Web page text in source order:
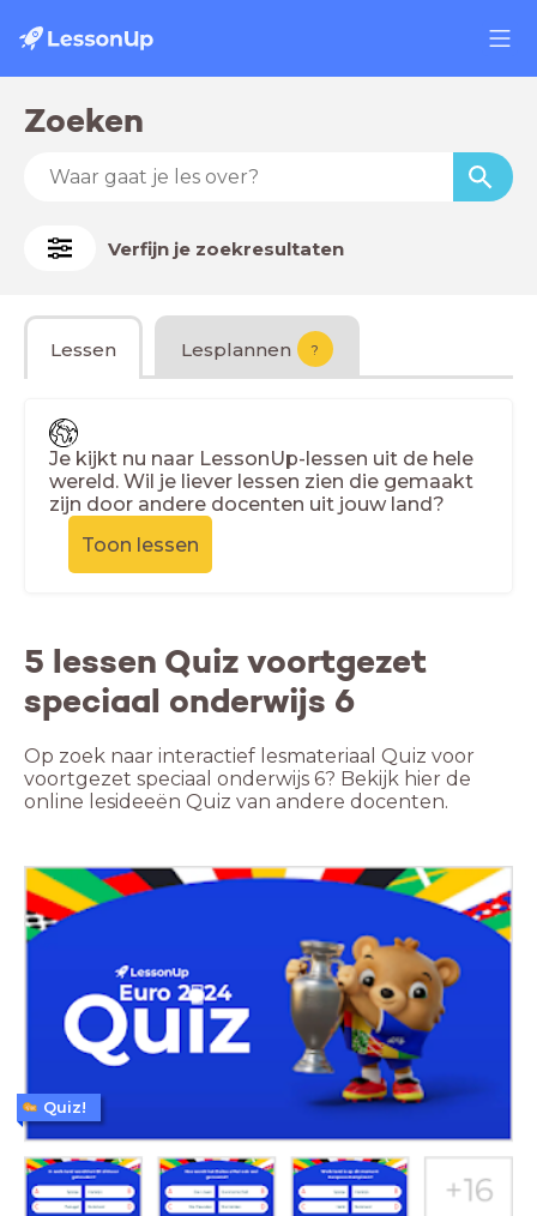
Zoeken
Verfijn je zoekresultaten
Lessen Lesplannen ?
Je kijkt nu naar LessonUp-lessen uit de hele
wereld. Wil je liever lessen zien die gemaakt
zijn door andere docenten uit jouw land?
Toon lessen
5 lessen Quiz voortgezet
speciaal onderwijs 6
Op zoek naar interactief lesmateriaal Quiz voor
voortgezet speciaal onderwijs 6? Bekijk hier de
online lesideeën Quiz van andere docenten.
Quiz!